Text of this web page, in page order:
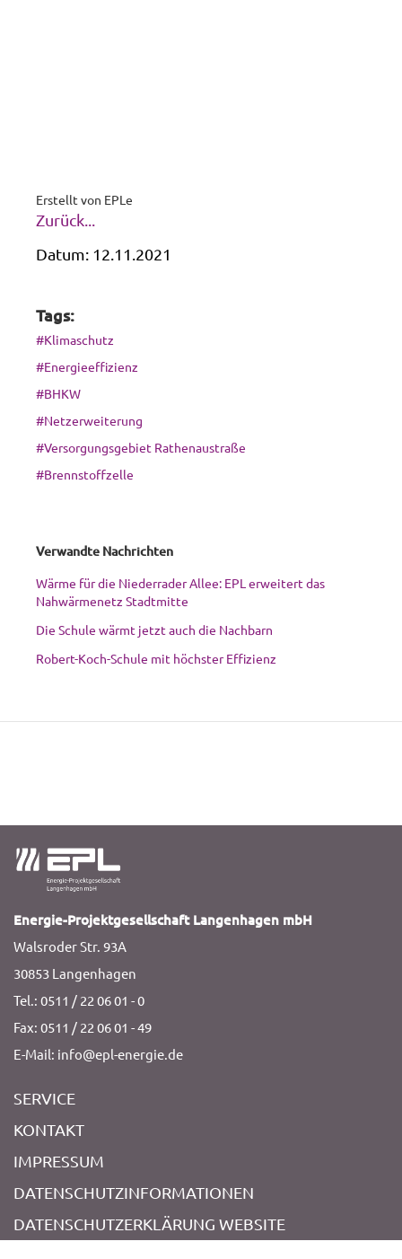
Erstellt von EPLe
Zurück...
Datum: 12.11.2021
Tags:
#Klimaschutz
#Energieeffizienz
#BHKW
#Netzerweiterung
#Versorgungsgebiet Rathenaustraße
#Brennstoffzelle
Verwandte Nachrichten
Wärme für die Niederrader Allee: EPL erweitert das
Nahwärmenetz Stadtmitte
Die Schule wärmt jetzt auch die Nachbarn
Robert-Koch-Schule mit höchster Effizienz
Energie-Projektgesellschaft Langenhagen mbH
Walsroder Str. 93A
30853 Langenhagen
Tel.: 0511 / 22 06 01 - 0
Fax: 0511 / 22 06 01 - 49
E-Mail: info@epl-energie.de
SERVICE
KONTAKT
IMPRESSUM
DATENSCHUTZINFORMATIONEN
DATENSCHUTZERKLÄRUNG WEBSITE